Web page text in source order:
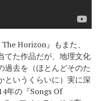
Horizon』もまた、
てた作品だが、地理文化
過去を（ほとんどそのた
というくらいに）実に深
年の『Songs Of